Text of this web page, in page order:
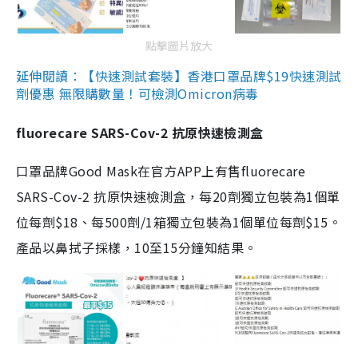
點擊圖片放大
延伸閱讀：【快速測試套裝】香港口罩品牌$19快速測試
劑優惠 無限購數量！可檢測Omicron病毒
fluorecare SARS-Cov-2 抗原快速檢測盒
口罩品牌Good Mask在官方APP上有售fluorecare
SARS-Cov-2 抗原快速檢測盒，每20劑獨立包裝為1個單
位每劑$18、每500劑/1箱獨立包裝為1個單位每劑$15。
產品以鼻拭子採樣，10至15分鐘知結果。